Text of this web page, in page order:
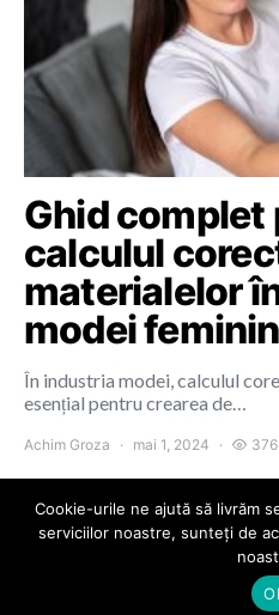
Ghid complet
calculul
materialelor
modei
În industria modei, calculul
esențial pentru crearea de…
Achim Groza mai 1, 2024
Cookie-urile ne ajută să livrăm
serviciilor noastre, sunteți de